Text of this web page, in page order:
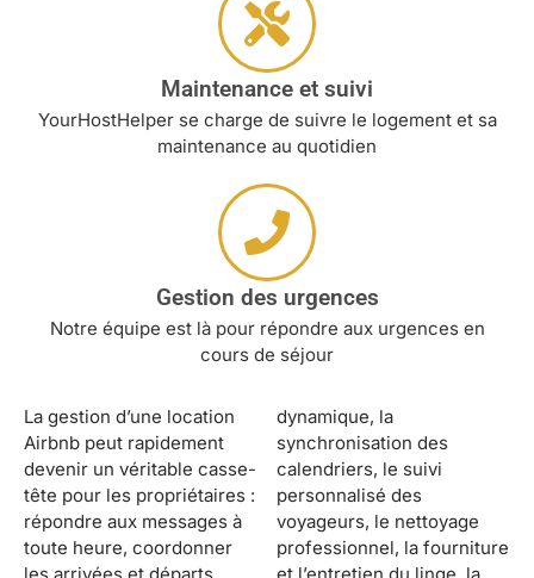
Maintenance et suivi
YourHostHelper se charge de suivre le logement et sa
maintenance au quotidien
Gestion des urgences
Notre équipe est là pour répondre aux urgences en
cours de séjour
La gestion d’une location
Airbnb peut rapidement
devenir un véritable casse-
tête pour les propriétaires :
répondre aux messages à
toute heure, coordonner
dynamique, la
synchronisation des
calendriers, le suivi
personnalisé des
voyageurs, le nettoyage
professionnel, la fourniture